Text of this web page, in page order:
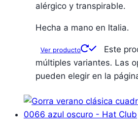
alérgico y transpirable.
Hecha a mano en Italia.
Ver producto
Este
múltiples variantes. Las
pueden elegir en la